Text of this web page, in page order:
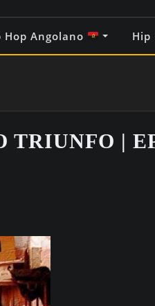
Hop Angolano Hip
TRIUNFO |